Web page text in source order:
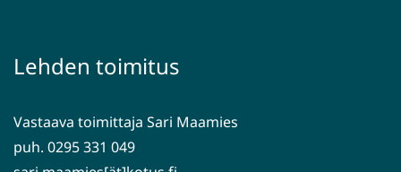
toiseen
Lehden toimitus
Vastaava toimittaja Sari Maamies
puh. 0295 331 049